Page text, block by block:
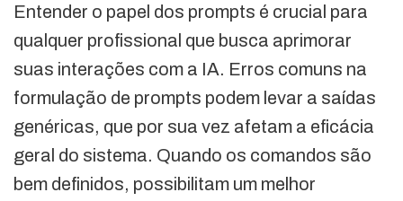
Entender o papel dos prompts é crucial para
qualquer profissional que busca aprimorar
suas interações com a IA. Erros comuns na
formulação de prompts podem levar a saídas
genéricas, que por sua vez afetam a eficácia
geral do sistema. Quando os comandos são
bem definidos, possibilitam um melhor